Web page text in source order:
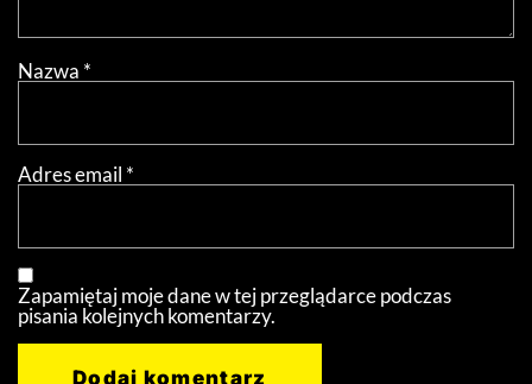
Nazwa *
Adres email *
Zapamiętaj moje dane w tej przeglądarce podczas
pisania kolejnych komentarzy.